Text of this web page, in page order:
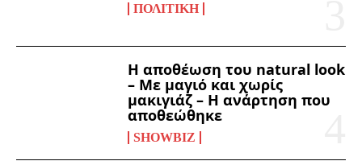
ΠΟΛΙΤΙΚΉ
Η αποθέωση του natural look
– Με μαγιό και χωρίς
μακιγιάζ – Η ανάρτηση που
αποθεώθηκε
SHOWBIZ